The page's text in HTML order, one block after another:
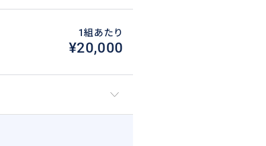
1組あたり
¥20,000